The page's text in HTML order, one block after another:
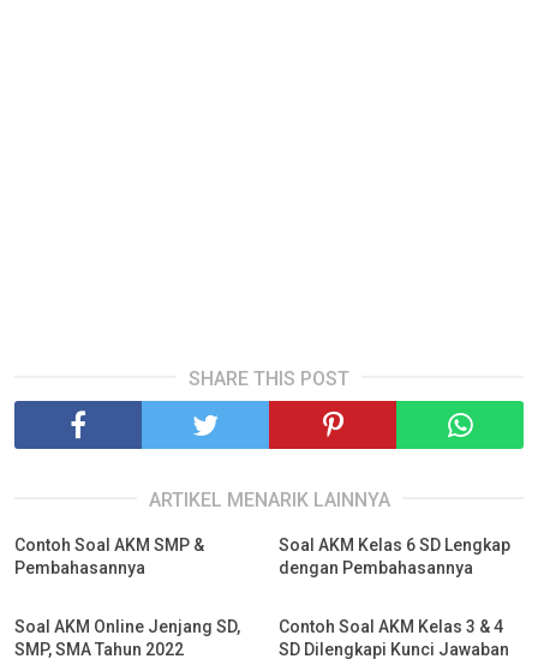
SHARE THIS POST
ARTIKEL MENARIK LAINNYA
Contoh Soal AKM SMP &
Pembahasannya
Soal AKM Kelas 6 SD Lengkap
dengan Pembahasannya
Soal AKM Online Jenjang SD,
SMP, SMA Tahun 2022
Contoh Soal AKM Kelas 3 & 4
SD Dilengkapi Kunci Jawaban